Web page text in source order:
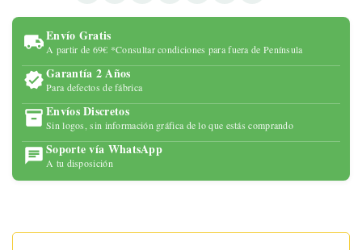
Envío Gratis
A partir de 69€ *Consultar condiciones para fuera de Península
Garantía 2 Años
Para defectos de fábrica
Envíos Discretos
Sin logos, sin información gráfica de lo que estás comprando
Soporte vía WhatsApp
A tu disposición